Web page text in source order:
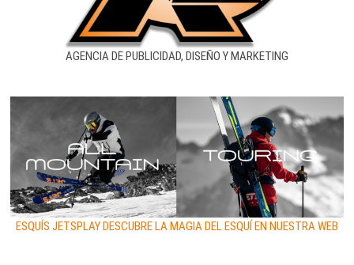
AGENCIA DE PUBLICIDAD, DISEÑO Y MARKETING
ESQUÍS JETSPLAY DESCUBRE LA MAGIA DEL ESQUÍ EN NUESTRA WEB